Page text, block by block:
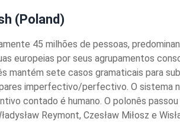
(Poland)
45 milhões de pessoas,
europeias por seus agrupamentos
mantém sete casos gramaticais para
imperfectivo/perfectivo. O sistema
contado é humano. O polonês
Reymont, Czesław Miłosz e